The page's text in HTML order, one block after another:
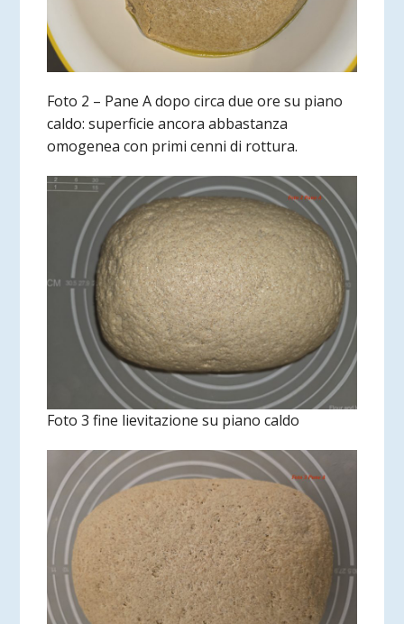
Foto 2 – Pane A dopo circa due ore su piano
caldo: superficie ancora abbastanza
omogenea con primi cenni di rottura.
Foto 3 fine lievitazione su piano caldo